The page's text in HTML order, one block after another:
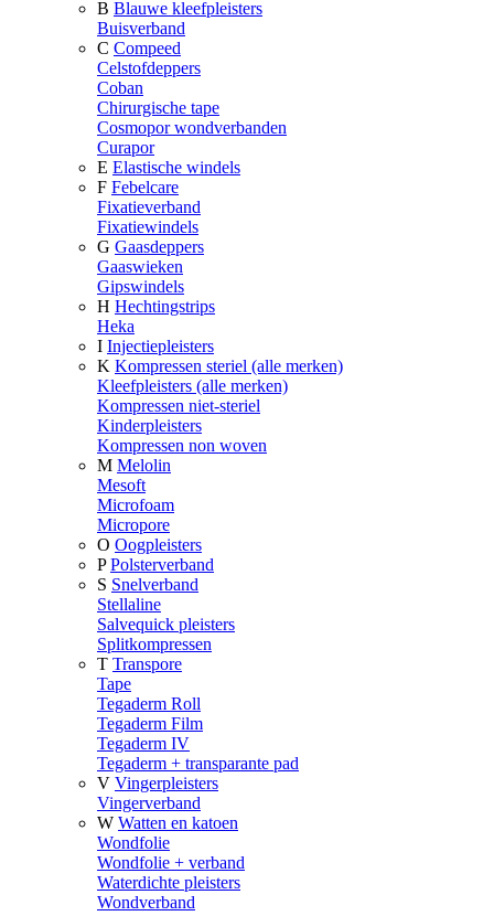
B Blauwe kleefpleisters
Buisverband
C Compeed
Celstofdeppers
Coban
Chirurgische tape
Cosmopor wondverbanden
Curapor
E Elastische windels
F Febelcare
Fixatieverband
Fixatiewindels
G Gaasdeppers
Gaaswieken
Gipswindels
H Hechtingstrips
Heka
I Injectiepleisters
K Kompressen steriel (alle merken)
Kleefpleisters (alle merken)
Kompressen niet-steriel
Kinderpleisters
Kompressen non woven
M Melolin
Mesoft
Microfoam
Micropore
O Oogpleisters
P Polsterverband
S Snelverband
Stellaline
Salvequick pleisters
Splitkompressen
T Transpore
Tape
Tegaderm Roll
Tegaderm Film
Tegaderm IV
Tegaderm + transparante pad
V Vingerpleisters
Vingerverband
W Watten en katoen
Wondfolie
Wondfolie + verband
Waterdichte pleisters
Wondverband